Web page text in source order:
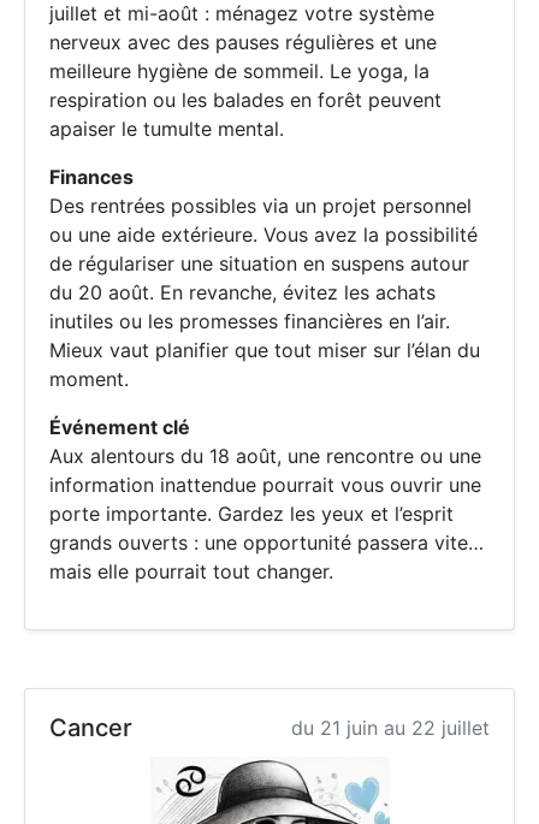
juillet et mi-août : ménagez votre système
nerveux avec des pauses régulières et une
meilleure hygiène de sommeil. Le yoga, la
respiration ou les balades en forêt peuvent
apaiser le tumulte mental.
Finances
Des rentrées possibles via un projet personnel
ou une aide extérieure. Vous avez la possibilité
de régulariser une situation en suspens autour
du 20 août. En revanche, évitez les achats
inutiles ou les promesses financières en l’air.
Mieux vaut planifier que tout miser sur l’élan du
moment.
Événement clé
Aux alentours du 18 août, une rencontre ou une
information inattendue pourrait vous ouvrir une
porte importante. Gardez les yeux et l’esprit
grands ouverts : une opportunité passera vite…
mais elle pourrait tout changer.
Cancer du 21 juin au 22 juillet